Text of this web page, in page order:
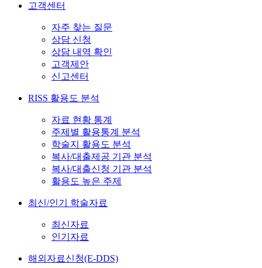
고객센터
자주 찾는 질문
상담 신청
상담 내역 확인
고객제안
신고센터
RISS 활용도 분석
자료 현황 통계
주제별 활용통계 분석
학술지 활용도 분석
복사/대출제공 기관 분석
복사/대출신청 기관 분석
활용도 높은 주제
최신/인기 학술자료
최신자료
인기자료
해외자료신청(E-DDS)